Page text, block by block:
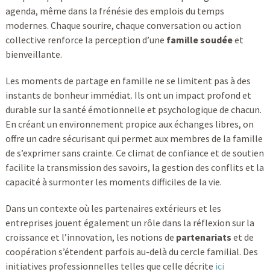
agenda, même dans la frénésie des emplois du temps
modernes. Chaque sourire, chaque conversation ou action
collective renforce la perception d’une famille soudéeet
bienveillante.
Les moments de partage en famille ne se limitent pas à des
instants de bonheur immédiat. Ils ont un impact profond et
durable sur la santé émotionnelle et psychologique de chacun.
En créant un environnement propice aux échanges libres, on
offre un cadre sécurisant qui permet aux membres de la famille
de s’exprimer sans crainte. Ce climat de confiance et de soutien
facilite la transmission des savoirs, la gestion des conflits et la
capacité à surmonter les moments difficiles de la vie.
Dans un contexte où les partenaires extérieurs et les
entreprises jouent également un rôle dans la réflexion sur la
croissance et l’innovation, les notions de partenariats et de
coopération s’étendent parfois au-delà du cercle familial. Des
initiatives professionnelles telles que celle décrite ici